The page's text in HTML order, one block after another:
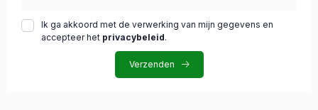
Ik ga akkoord met de verwerking van mijn gegevens en
accepteer het privacybeleid.
Verzenden